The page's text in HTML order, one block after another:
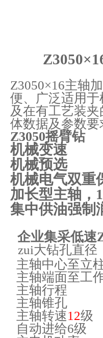
Z3050×16主轴
便、广泛适用
及在有工艺装
体数据及参数
Z3050摇臂钻
机械变速
机械预选
机械电气双重
加长型主轴，
集中供油强制
企业集采低速
zui大钻
主轴中心至
主轴端面至
主轴
主轴锥
主轴转速12
自动进